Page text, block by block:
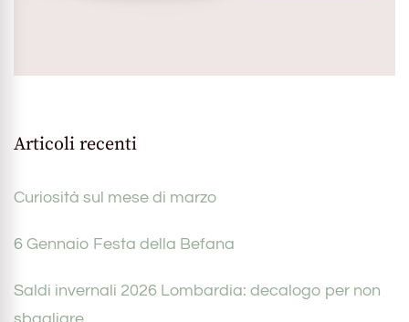
Articoli recenti
Curiosità sul mese di marzo
6 Gennaio Festa della Befana
Saldi invernali 2026 Lombardia: decalogo per non